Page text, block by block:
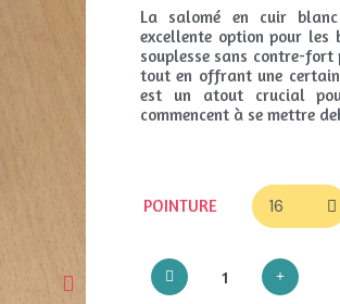
La salomé en cuir
excellente option pour les
souplesse sans contre-
tout en offrant une
est un atout crucial
commencent à se mettre
POINTURE